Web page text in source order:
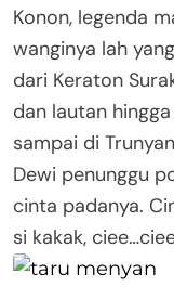
Konon, legenda
wanginya lah
dari Keraton
dan lautan
sampai di
Dewi penunggu
cinta padanya.
si kakak,